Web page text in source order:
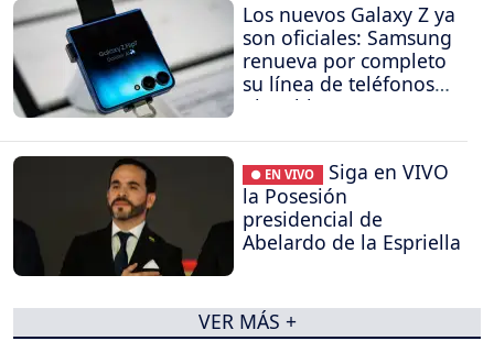
Los nuevos Galaxy Z ya
son oficiales: Samsung
renueva por completo
su línea de teléfonos
plegables
● EN VIVO
Siga en VIVO
la Posesión
presidencial de
Abelardo de la Espriella
VER MÁS +